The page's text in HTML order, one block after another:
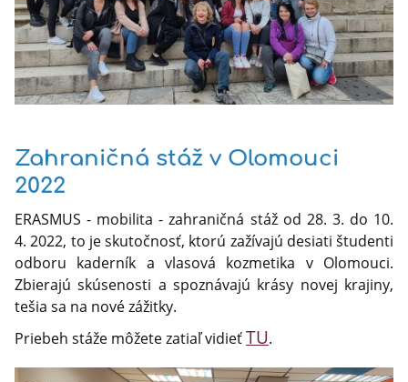
Zahraničná stáž v Olomouci
2022
ERASMUS - mobilita - zahraničná stáž od 28. 3. do 10.
4. 2022, to je skutočnosť, ktorú zažívajú desiati študenti
odboru kaderník a vlasová kozmetika v Olomouci.
Zbierajú skúsenosti a spoznávajú krásy novej krajiny,
tešia sa na nové zážitky.
Priebeh stáže môžete zatiaľ vidieťTU.